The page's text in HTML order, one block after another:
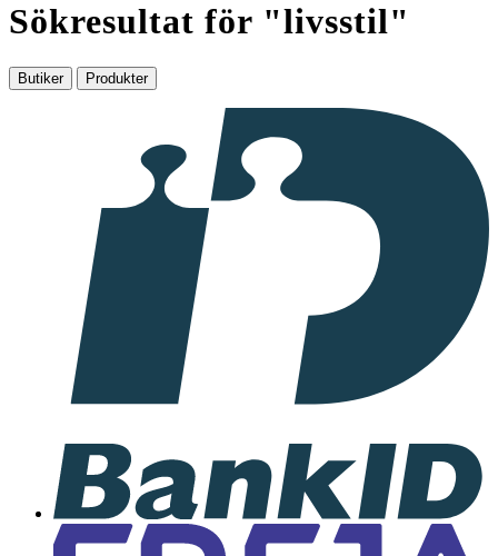
Sökresultat för "livsstil"
Butiker Produkter